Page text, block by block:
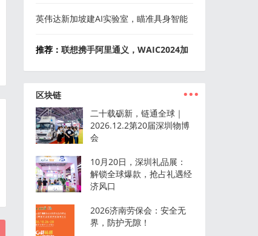
能体席卷广交会
英伟达新加坡建AI实验室，瞄准具身智能
推荐： 联想携手阿里通义，WAIC2024加
区块链
...
二十载砺新，链通全球｜
2026.12.2第20届深圳物博
会
10月20日，深圳礼品展：
解锁全球爆款，抢占礼遇经
济风口
2026济南劳保会：安全无
界，防护无隙！